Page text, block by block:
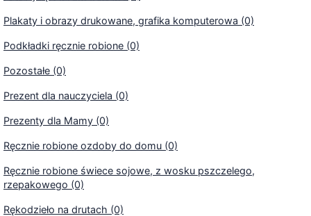
Plakaty i obrazy drukowane, grafika komputerowa (0)
Podkładki ręcznie robione (0)
Pozostałe (0)
Prezent dla nauczyciela (0)
Prezenty dla Mamy (0)
Ręcznie robione ozdoby do domu (0)
Ręcznie robione świece sojowe, z wosku pszczelego,
rzepakowego (0)
Rękodzieło na drutach (0)